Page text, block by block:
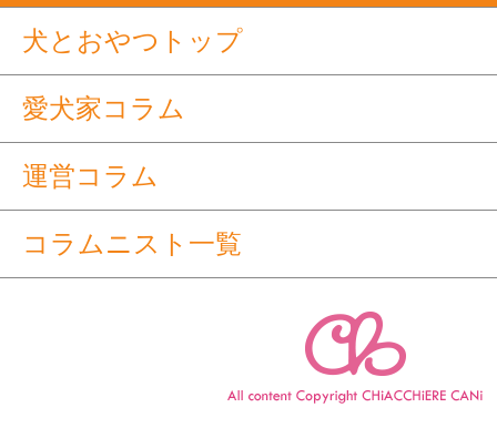
犬とおやつトップ
愛犬家コラム
運営コラム
コラムニスト一覧